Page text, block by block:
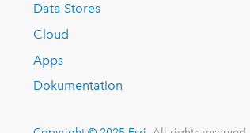
Data Stores
Cloud
Apps
Dokumentation